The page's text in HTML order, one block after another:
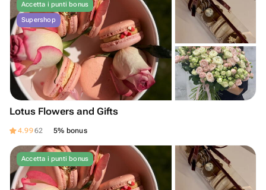
Accetta i punti bonus
Supershop
Lotus Flowers and Gifts
4.9962 5% bonus
Accetta i punti bonus